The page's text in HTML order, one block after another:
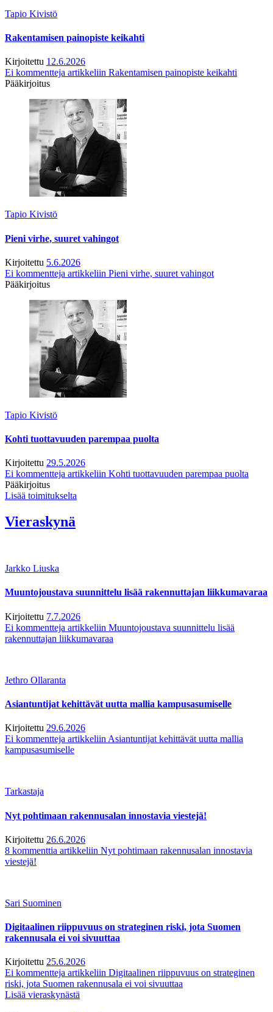
Tapio Kivistö
Rakentamisen painopiste keikahti
Kirjoitettu 12.6.2026
Ei kommentteja artikkeliin Rakentamisen painopiste keikahti
Pääkirjoitus
Tapio Kivistö
Pieni virhe, suuret vahingot
Kirjoitettu 5.6.2026
Ei kommentteja artikkeliin Pieni virhe, suuret vahingot
Pääkirjoitus
Tapio Kivistö
Kohti tuottavuuden parempaa puolta
Kirjoitettu 29.5.2026
Ei kommentteja artikkeliin Kohti tuottavuuden parempaa puolta
Pääkirjoitus
Lisää toimitukselta
Vieraskynä
Jarkko Liuska
Muuntojoustava suunnittelu lisää rakennuttajan liikkumavaraa
Kirjoitettu 7.7.2026
Ei kommentteja artikkeliin Muuntojoustava suunnittelu lisää
rakennuttajan liikkumavaraa
Jethro Ollaranta
Asiantuntijat kehittävät uutta mallia kampusasumiselle
Kirjoitettu 29.6.2026
Ei kommentteja artikkeliin Asiantuntijat kehittävät uutta mallia
kampusasumiselle
Tarkastaja
Nyt pohtimaan rakennusalan innostavia viestejä!
Kirjoitettu 26.6.2026
8 kommenttia artikkeliin Nyt pohtimaan rakennusalan innostavia
viestejä!
Sari Suominen
Digitaalinen riippuvuus on strateginen riski, jota Suomen
rakennusala ei voi sivuuttaa
Kirjoitettu 25.6.2026
Ei kommentteja artikkeliin Digitaalinen riippuvuus on strateginen
riski, jota Suomen rakennusala ei voi sivuuttaa
Lisää vieraskynästä